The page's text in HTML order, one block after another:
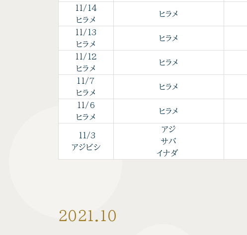
11/14
ヒラメ
ヒラメ
11/13
ヒラメ
ヒラメ
11/12
ヒラメ
ヒラメ
11/7
ヒラメ
ヒラメ
11/6
ヒラメ
ヒラメ
11/3
アジビシ
アジ
サバ
イナダ
2021.10